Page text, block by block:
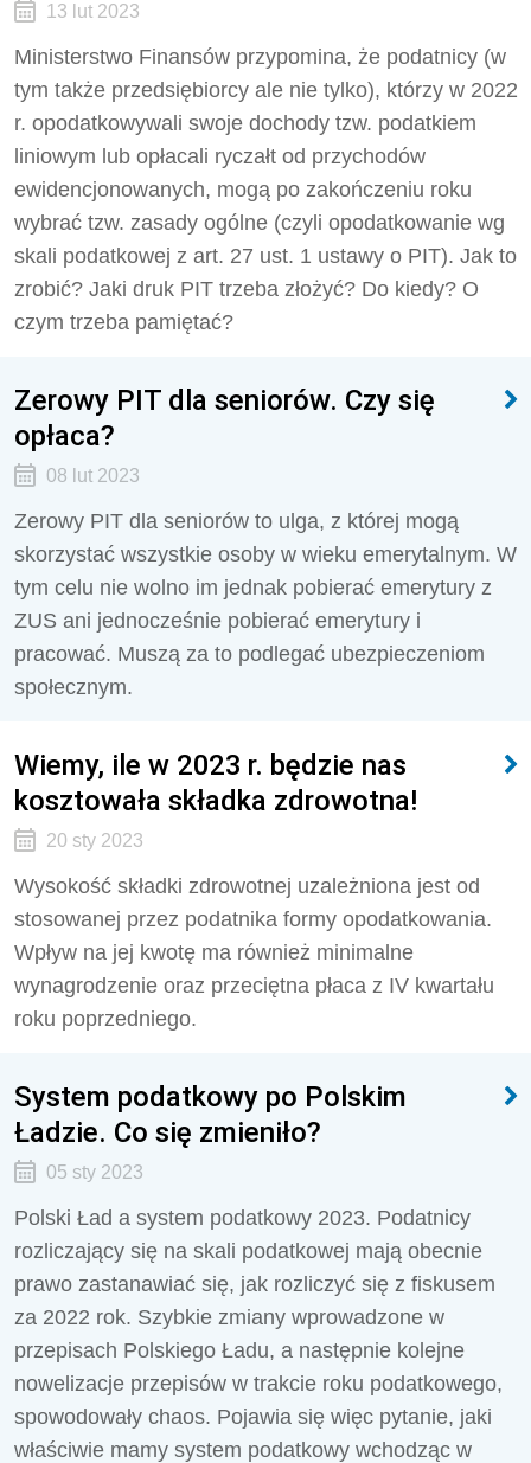
13 lut 2023
Ministerstwo Finansów przypomina, że podatnicy (w
tym także przedsiębiorcy ale nie tylko), którzy w 2022
r. opodatkowywali swoje dochody tzw. podatkiem
liniowym lub opłacali ryczałt od przychodów
ewidencjonowanych, mogą po zakończeniu roku
wybrać tzw. zasady ogólne (czyli opodatkowanie wg
skali podatkowej z art. 27 ust. 1 ustawy o PIT). Jak to
zrobić? Jaki druk PIT trzeba złożyć? Do kiedy? O
czym trzeba pamiętać?
Zerowy PIT dla seniorów. Czy się
opłaca?
08 lut 2023
Zerowy PIT dla seniorów to ulga, z której mogą
skorzystać wszystkie osoby w wieku emerytalnym. W
tym celu nie wolno im jednak pobierać emerytury z
ZUS ani jednocześnie pobierać emerytury i
pracować. Muszą za to podlegać ubezpieczeniom
społecznym.
Wiemy, ile w 2023 r. będzie nas
kosztowała składka zdrowotna!
20 sty 2023
Wysokość składki zdrowotnej uzależniona jest od
stosowanej przez podatnika formy opodatkowania.
Wpływ na jej kwotę ma również minimalne
wynagrodzenie oraz przeciętna płaca z IV kwartału
roku poprzedniego.
System podatkowy po Polskim
Ładzie. Co się zmieniło?
05 sty 2023
Polski Ład a system podatkowy 2023. Podatnicy
rozliczający się na skali podatkowej mają obecnie
prawo zastanawiać się, jak rozliczyć się z fiskusem
za 2022 rok. Szybkie zmiany wprowadzone w
przepisach Polskiego Ładu, a następnie kolejne
nowelizacje przepisów w trakcie roku podatkowego,
spowodowały chaos. Pojawia się więc pytanie, jaki
właściwie mamy system podatkowy wchodząc w